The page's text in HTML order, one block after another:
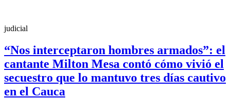
judicial
“Nos interceptaron hombres armados”: el
cantante Milton Mesa contó cómo vivió el
secuestro que lo mantuvo tres días cautivo
en el Cauca